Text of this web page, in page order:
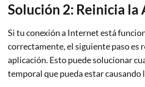
Solución 2: Reinicia la
Si tu conexión a Internet está
correctamente, el siguiente paso es
aplicación. Esto puede solucionar
temporal que pueda estar causando